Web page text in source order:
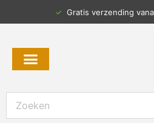
✓ Gratis verzending